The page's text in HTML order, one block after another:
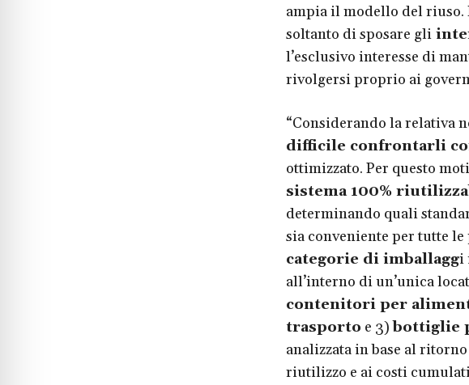
ampia il modello del riuso.
soltanto di sposare gli
l’esclusivo interesse di
rivolgersi proprio ai
“Considerando la relativa
difficile confrontarli
ottimizzato. Per questo
sistema 100%
determinando quali
sia conveniente per tutte
categorie di imballaggi
all’interno di un’unica
contenitori per
trasporto e 3)bottiglie
analizzata in base al
riutilizzo e ai costi